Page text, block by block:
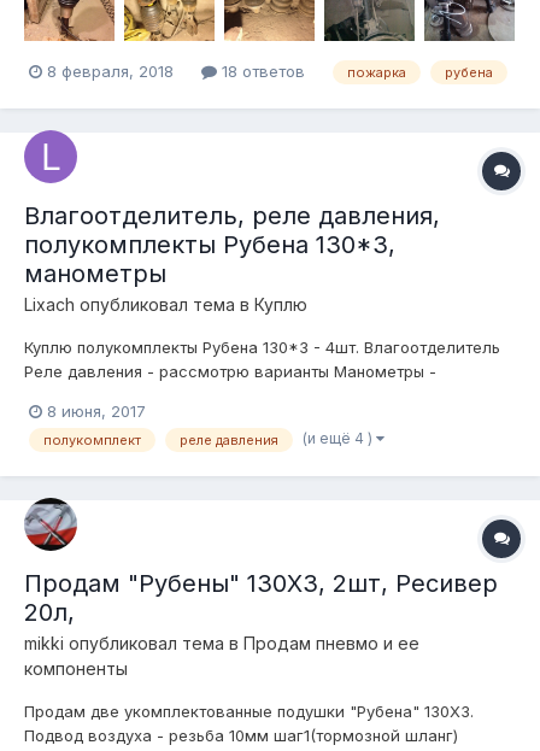
2 года на Toyota Mark II...
8 февраля, 2018 18 ответов пожарка рубена
Влагоотделитель, реле давления,
полукомплекты Рубена 130*3,
манометры
Lixach опубликовал тема в Куплю
Куплю полукомплекты Рубена 130*3 - 4шт. Влагоотделитель
Реле давления - рассмотрю варианты Манометры -
8 июня, 2017
полукомплект реле давления (и ещё 4 )
Продам "Рубены" 130Х3, 2шт, Ресивер
20л,
mikki опубликовал тема в Продам пневмо и ее
компоненты
Продам две укомплектованные подушки "Рубена" 130Х3.
Подвод воздуха - резьба 10мм шаг1(тормозной шланг)